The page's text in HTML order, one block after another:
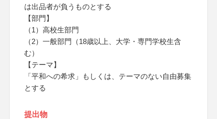
は出品者が負うものとする
【部門】
（1）高校生部門
（2）一般部門（18歳以上、大学・専門学校生含
む）
【テーマ】
「平和への希求」もしくは、テーマのない自由募集
とする
提出物